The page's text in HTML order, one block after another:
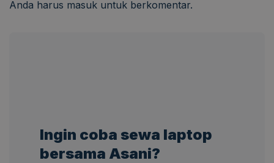
Anda harus masuk untuk berkomentar.
Ingin coba sewa laptop
bersama Asani?